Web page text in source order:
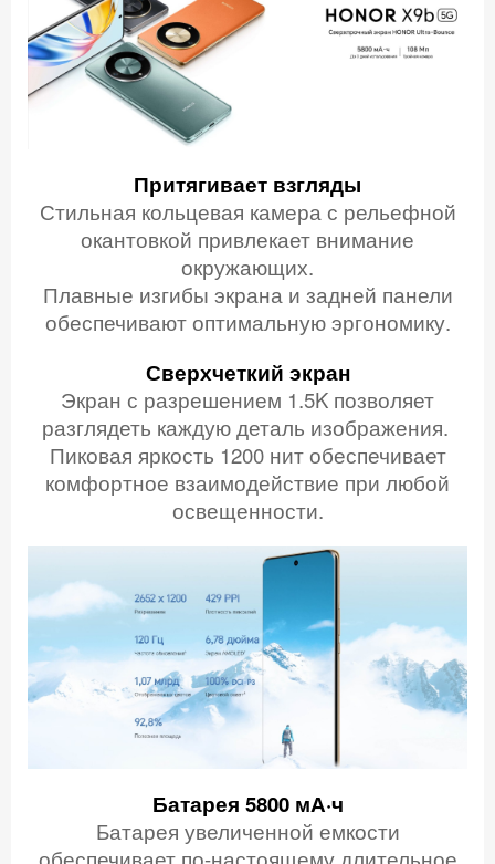
Притягивает взгляды
Стильная кольцевая камера с рельефной
окантовкой привлекает внимание
окружающих.
Плавные изгибы экрана и задней панели
обеспечивают оптимальную эргономику.
Сверхчеткий экран
Экран с разрешением 1.5K позволяет
разглядеть каждую деталь изображения.
Пиковая яркость 1200 нит обеспечивает
комфортное взаимодействие при любой
освещенности.
Батарея 5800 мА·ч
Батарея увеличенной емкости